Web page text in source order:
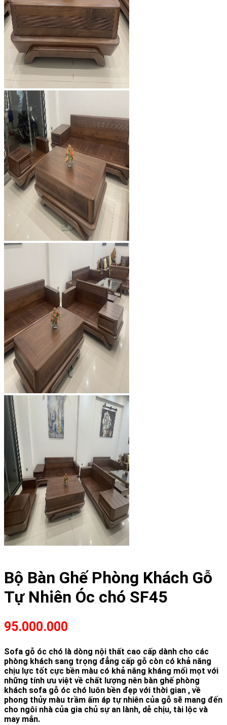
Bộ Bàn Ghế Phòng Khách Gỗ
Tự Nhiên Óc chó SF45
95.000.000
Sofa gỗ óc chó là dòng nội thất cao cấp dành cho các
phòng khách sang trọng đẳng cấp gỗ còn có khả năng
chịu lực tốt cực bền màu có khả năng kháng mối mọt với
những tính ưu việt về chất lượng nên bàn ghế phòng
khách sofa gỗ óc chó luôn bền đẹp với thời gian , về
phong thủy màu trầm ấm áp tự nhiên của gỗ sẽ mang đến
cho ngôi nhà của gia chủ sự an lành, dễ chịu, tài lộc và
may mắn.